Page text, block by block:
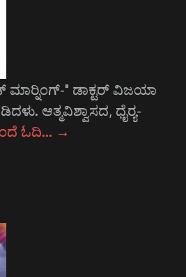
ಮಾರ್‍ನಿಂಗ್-" ಡಾಕ್ಟರ್ ವಿಜಯಾ
ಆತ್ಮವಿಶ್ವಾಸದ, ಧೈರ್‍ಯ-
ಓದಿ… →